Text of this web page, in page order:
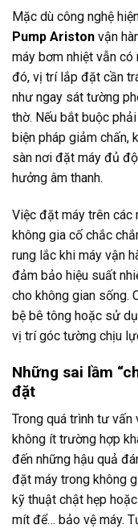
Mặc dù công nghệ
Pump Ariston vận
máy bơm nhiệt vẫn
đó, vị trí lắp đặt cần
như ngay sát tường
thờ. Nếu bắt buộc
biện pháp giảm chấn,
sàn nơi đặt máy đủ
hưởng âm thanh.
Việc đặt máy trên các
không gia cố chắc
rung lắc khi máy vận
đảm bảo hiệu suất
cho không gian sống.
bệ bê tông hoặc sử
vị trí góc tường chịu
Những sai lầm
đặt
Trong quá trình tư
không ít trường hợp
đến những hậu quả
đặt máy trong không
kỹ thuật chật hẹp
mít để… bảo vệ máy.